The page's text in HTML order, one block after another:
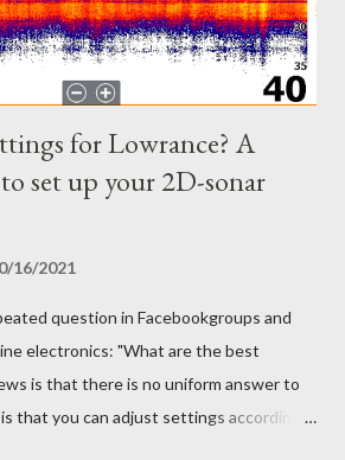
for Lowrance? A
set up your 2D-sonar
16/2021
question in Facebookgroups and
electronics: "What are the best
is that there is no uniform answer to
that you can adjust settings according